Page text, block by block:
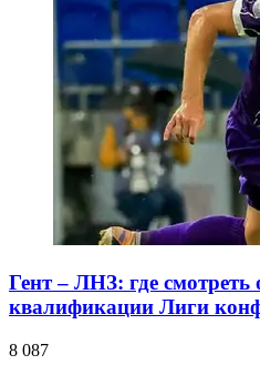
Гент – ЛНЗ: где
квалификации Лиги
8 087